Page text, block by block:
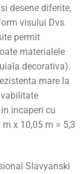
desene diferite,
visului Dvs.
permit
materialele
decorativa).
mare la
incaperi cu
x 10,05 m = 5,3
Slavyanski